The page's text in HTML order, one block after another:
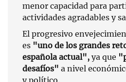
menor capacidad para
actividades agradables y
El progresivo
es "uno de los grandes
española actual", ya que
desafíos" a nivel